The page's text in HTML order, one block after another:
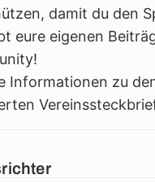
damit du den
eure eigenen
Informationen zu